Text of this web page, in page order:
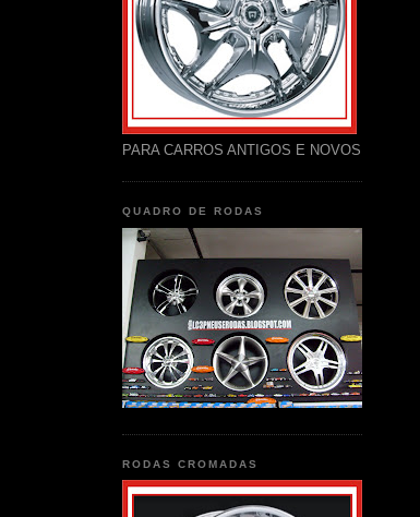
PARA CARROS ANTIGOS E NOVOS
QUADRO DE RODAS
RODAS CROMADAS